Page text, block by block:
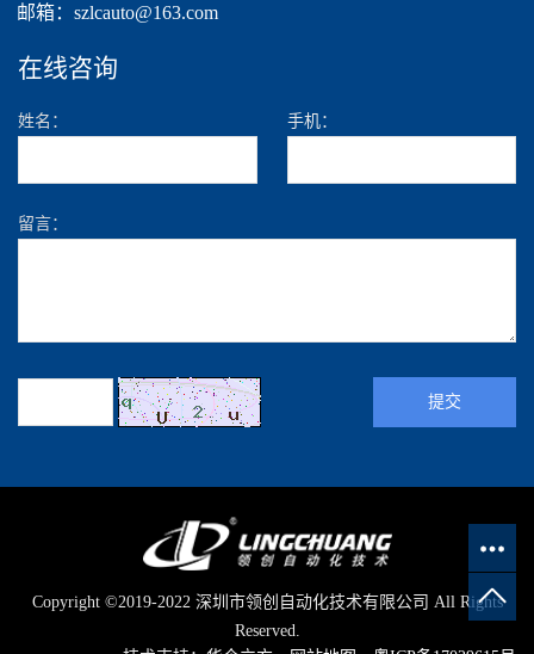
邮箱：szlcauto@163.com
在线咨询
姓名： 手机：
留言：
Copyright ©2019-2022 深圳市领创自动化技术有限公司 All Rights
Reserved.